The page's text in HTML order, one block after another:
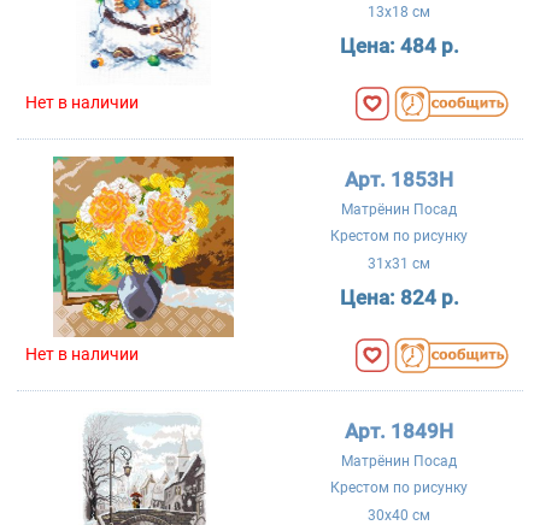
13x18 см
Цена: 484 р.
Нет в наличии
Арт. 1853Н
Матрёнин Посад
Крестом по рисунку
31x31 см
Цена: 824 р.
Нет в наличии
Арт. 1849Н
Матрёнин Посад
Крестом по рисунку
30x40 см